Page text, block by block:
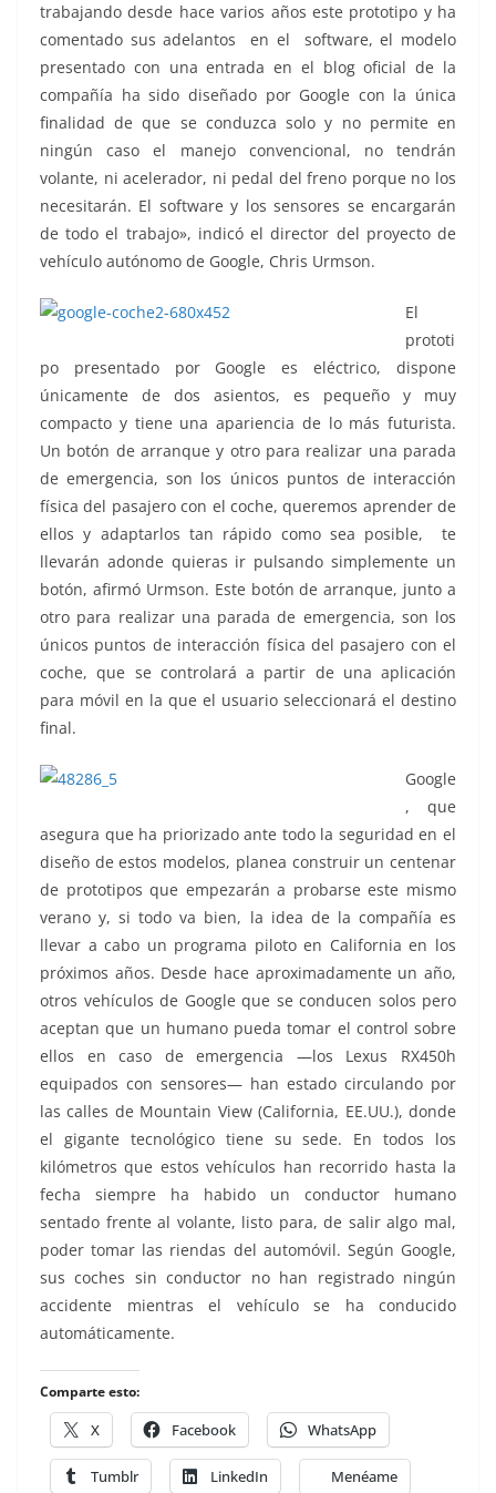
trabajando desde hace varios años este prototipo y ha
comentado sus adelantos en el software, el modelo
presentado con una entrada en el blog oficial de la
compañía ha sido diseñado por Google con la única
finalidad de que se conduzca solo y no permite en
ningún caso el manejo convencional, no tendrán
volante, ni acelerador, ni pedal del freno porque no los
necesitarán. El software y los sensores se encargarán
de todo el trabajo», indicó el director del proyecto de
vehículo autónomo de Google, Chris Urmson.
El
prototi
po presentado por Google es eléctrico, dispone
únicamente de dos asientos, es pequeño y muy
compacto y tiene una apariencia de lo más futurista.
Un botón de arranque y otro para realizar una parada
de emergencia, son los únicos puntos de interacción
física del pasajero con el coche, queremos aprender de
ellos y adaptarlos tan rápido como sea posible, te
llevarán adonde quieras ir pulsando simplemente un
botón, afirmó Urmson. Este botón de arranque, junto a
otro para realizar una parada de emergencia, son los
únicos puntos de interacción física del pasajero con el
coche, que se controlará a partir de una aplicación
para móvil en la que el usuario seleccionará el destino
final.
Google
, que
asegura que ha priorizado ante todo la seguridad en el
diseño de estos modelos, planea construir un centenar
de prototipos que empezarán a probarse este mismo
verano y, si todo va bien, la idea de la compañía es
llevar a cabo un programa piloto en California en los
próximos años. Desde hace aproximadamente un año,
otros vehículos de Google que se conducen solos pero
aceptan que un humano pueda tomar el control sobre
ellos en caso de emergencia —los Lexus RX450h
equipados con sensores— han estado circulando por
las calles de Mountain View (California, EE.UU.), donde
el gigante tecnológico tiene su sede. En todos los
kilómetros que estos vehículos han recorrido hasta la
fecha siempre ha habido un conductor humano
sentado frente al volante, listo para, de salir algo mal,
poder tomar las riendas del automóvil. Según Google,
sus coches sin conductor no han registrado ningún
accidente mientras el vehículo se ha conducido
automáticamente.
Comparte esto:
X Facebook WhatsApp
Tumblr LinkedIn Menéame